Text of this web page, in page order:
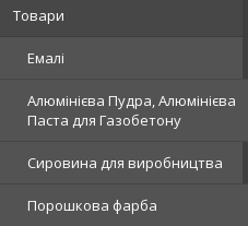
Товари
Емалі
Алюмінієва Пудра, Алюмінієва
Паста для Газобетону
Сировина для виробництва
Порошкова фарба